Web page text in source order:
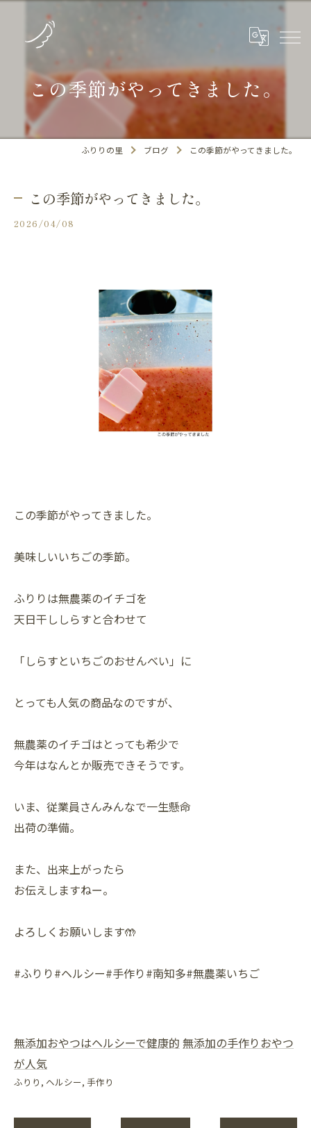
この季節がやってきました。
ふりりの里 ブログ この季節がやってきました。
この季節がやってきました。
2026/04/08
この季節がやってきました。
美味しいいちごの季節。
ふりりは無農薬のイチゴを
天日干ししらすと合わせて
「しらすといちごのおせんべい」に
とっても人気の商品なのですが、
無農薬のイチゴはとっても希少で
今年はなんとか販売できそうです。
いま、従業員さんみんなで一生懸命
出荷の準備。
また、出来上がったら
お伝えしますねー。
よろしくお願いします🤲
#ふりり#ヘルシー#手作り#南知多#無農薬いちご
無添加おやつはヘルシーで健康的 無添加の手作りおやつ
が人気
ふりり ヘルシー 手作り